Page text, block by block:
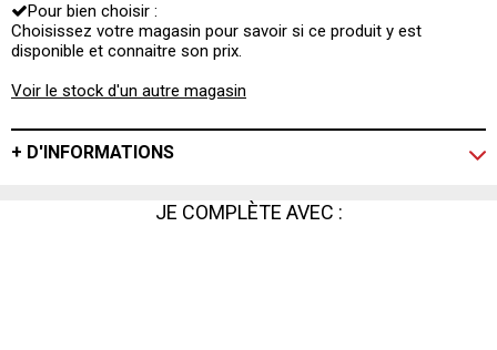
repas, qu'il s'agisse d'un mariage, d'une réception ou
d'un dîner formel. Facile à découper à la taille souhaitée,
elle s'adapte à toutes les configurations de table, offrant
une solution pratique et esthétique pour vos décorations
de table.
Pour bien choisir :
Choisissez votre magasin pour savoir si ce produit y est
disponible et connaitre son prix.
Voir le stock d'un autre magasin
+ D'INFORMATIONS
JE COMPLÈTE AVEC :